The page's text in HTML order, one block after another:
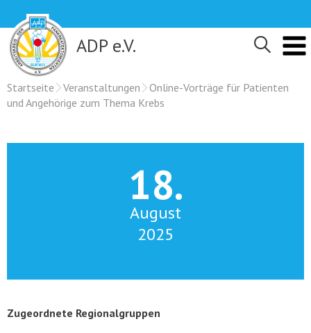
content
ADP e.V.
Startseite Veranstaltungen
Online-Vorträge für Patienten
und Angehörige zum Thema Krebs
18.
August
2025
Zugeordnete Regionalgruppen